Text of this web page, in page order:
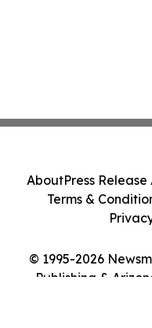
© 1995-2026
Publishing &
AboutPress Release
Terms &